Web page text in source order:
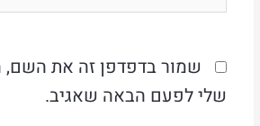
שמור בדפדפן זה את השם,
שלי לפעם הבאה שאגיב.